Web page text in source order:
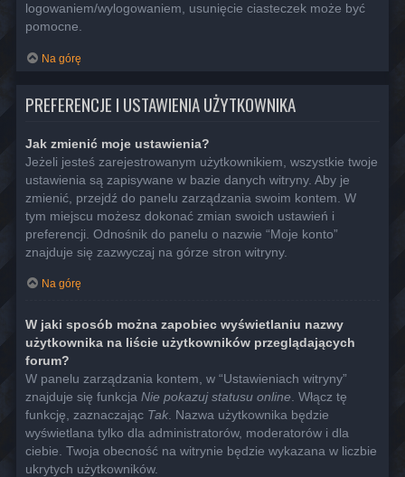
logowaniem/wylogowaniem, usunięcie ciasteczek może być
pomocne.
Na górę
PREFERENCJE I USTAWIENIA UŻYTKOWNIKA
Jak zmienić moje ustawienia?
Jeżeli jesteś zarejestrowanym użytkownikiem, wszystkie twoje
ustawienia są zapisywane w bazie danych witryny. Aby je
zmienić, przejdź do panelu zarządzania swoim kontem. W
tym miejscu możesz dokonać zmian swoich ustawień i
preferencji. Odnośnik do panelu o nazwie “Moje konto”
znajduje się zazwyczaj na górze stron witryny.
Na górę
W jaki sposób można zapobiec wyświetlaniu nazwy
użytkownika na liście użytkowników przeglądających
forum?
W panelu zarządzania kontem, w “Ustawieniach witryny”
znajduje się funkcja Nie pokazuj statusu online . Włącz tę
funkcję, zaznaczając Tak . Nazwa użytkownika będzie
wyświetlana tylko dla administratorów, moderatorów i dla
ciebie. Twoja obecność na witrynie będzie wykazana w liczbie
ukrytych użytkowników.